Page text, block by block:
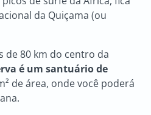
da Quiçama (ou
de 80 km do centro da
é um santuário de
de área, onde você poderá